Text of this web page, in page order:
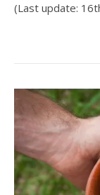
(Last update: